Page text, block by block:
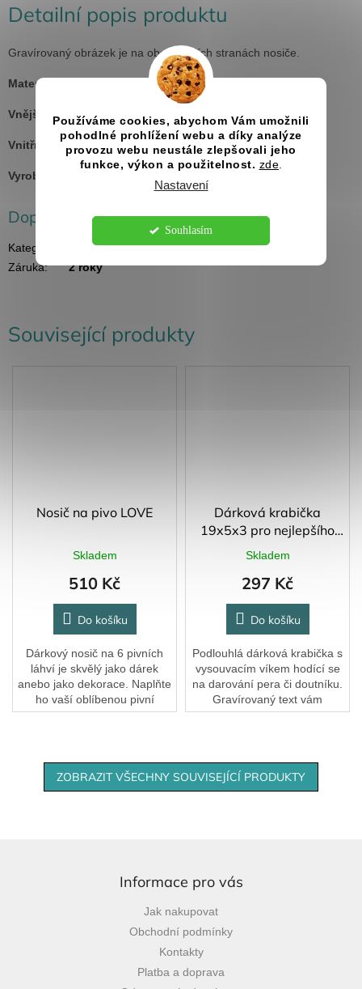
Používáme cookies, abychom Vám umožnili
pohodlné prohlížení webu a díky analýze
provozu webu neustále zlepšovali jeho
funkce, výkon a použitelnost. zde
Nastavení
Souhlasím
Související produkty
Nosič na pivo LOVE
Skladem
510 Kč
Do košíku
Dárkový nosič na 6 pivních
láhví je skvělý jako dárek
anebo jako dekorace. Naplňte
ho vaší oblíbenou pivní
značkou!
Dárková krabička
19x5x3 pro nejlepšího
tatínka
Skladem
297 Kč
Do košíku
Podlouhlá dárková krabička s
vysouvacím víkem hodící se
na darování pera či doutníku.
Gravírovaný text vám
upravíme podle vašich
ZOBRAZIT VŠECHNY SOUVISEJÍCÍ PRODUKTY
Detailní popis produktu
Gravírovaný obrázek je na obou delších stranách nosiče.
Materiál:
Vnější rozměry nosiče: 236 x 249 x 168 mm
Vnitřní rozměry jedné přihrádky na láhev:75 x 75 mm
Vyrobeno v ČR
Doplňkové parametry
Kategorie
Dřevěné dárkové krabičky
Záruka: 2 roky
Informace pro vás
Jak nakupovat
Obchodní podmínky
Kontakty
Platba a doprava